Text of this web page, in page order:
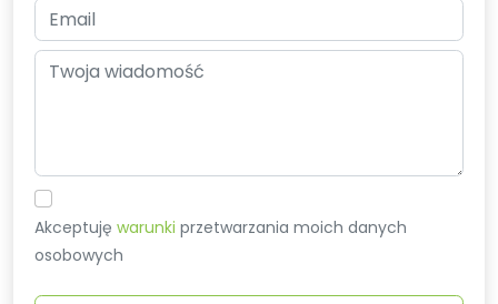
Akceptujęwarunki przetwarzania moich danych
osobowych